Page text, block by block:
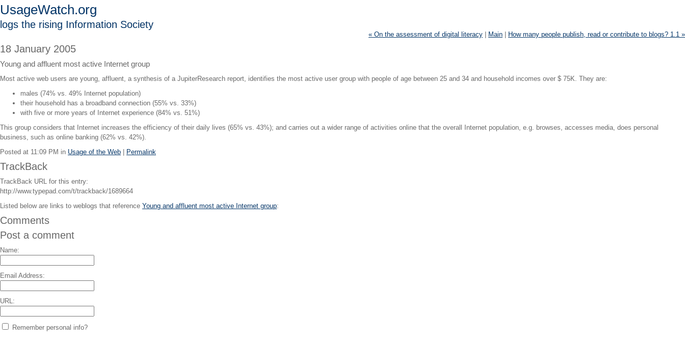
UsageWatch.org
logs the rising Information Society
« On the assessment of digital literacy Main How many people publish, read or contribute to blogs? 1.1 »
18 January 2005
Young and affluent most active Internet group
Most active web users are young, affluent, a synthesis of a JupiterResearch report, identifies the most active user group with people of age between 25 and 34 and household incomes over $ 75K. They are:
males (74% vs. 49% Internet population)
their household has a broadband connection (55% vs. 33%)
with five or more years of Internet experience (84% vs. 51%)
This group considers that Internet increases the efficiency of their daily lives (65% vs. 43%); and carries out a wider range of activities online that the overall Internet population, e.g. browses, accesses media, does personal
business, such as online banking (62% vs. 42%).
Posted at 11:09 PM in Usage of the Web Permalink
TrackBack
TrackBack URL for this entry:
http://www.typepad.com/t/trackback/1689664
Listed below are links to weblogs that reference Young and affluent most active Internet group:
Comments
Post a comment
Name:
Email Address:
URL:
Remember personal info?